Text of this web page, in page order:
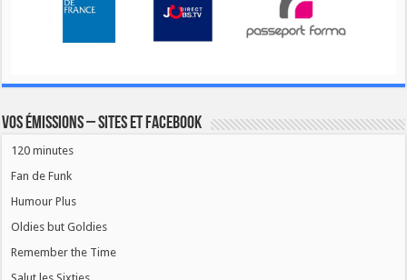
Vos émissions – Sites et Facebook
120 minutes
Fan de Funk
Humour Plus
Oldies but Goldies
Remember the Time